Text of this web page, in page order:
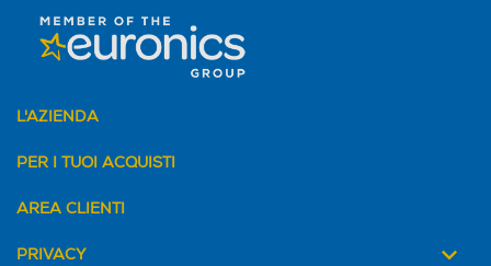
L'AZIENDA
PER I TUOI ACQUISTI
AREA CLIENTI
PRIVACY